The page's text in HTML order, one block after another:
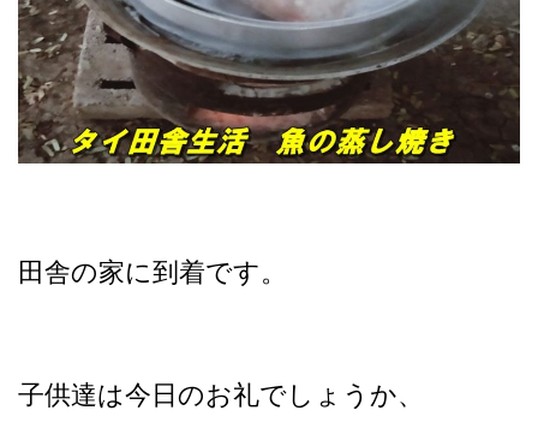
田舎の家に到着です。
子供達は今日のお礼でしょうか、